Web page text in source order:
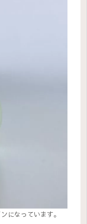
になっています。